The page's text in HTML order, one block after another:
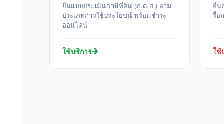
ยื่นแบบประเมินภาษีที่ดิน (ภ.ด.ส.) ตาม
ประเภทการใช้ประโยชน์ พร้อมชำระ
ออนไลน์
ใช้บริการ
ยื่น
รื้อ
ใช้